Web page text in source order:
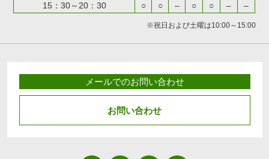
15：30～20：30
○ ○ – ○ ○ – –
※祝日および土曜は10:00～15:00
メールでのお問い合わせ
お問い合わせ